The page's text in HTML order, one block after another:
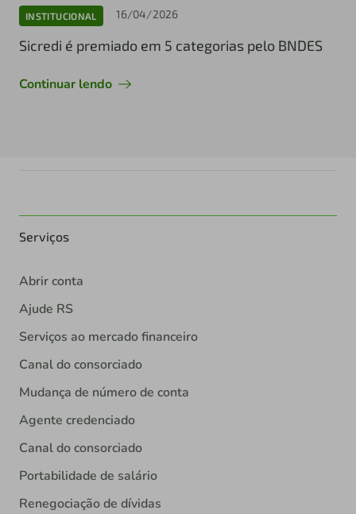
INSTITUCIONAL 16/04/2026
Sicredi é premiado em 5 categorias pelo BNDES
Continuar lendo
Serviços
Abrir conta
Ajude RS
Serviços ao mercado financeiro
Canal do consorciado
Mudança de número de conta
Agente credenciado
Canal do consorciado
Portabilidade de salário
Renegociação de dívidas